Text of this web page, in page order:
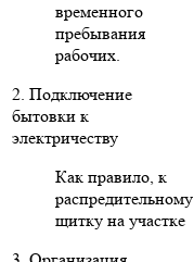
временного
пребывания
рабочих.
2. Подключение
бытовки к
электричеству
Как правило, к
распредительному
щитку на участке